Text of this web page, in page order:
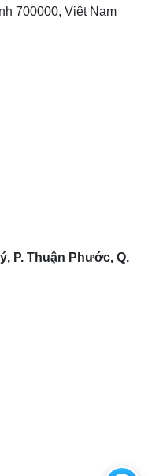
700000, Việt Nam
P. Thuận Phước, Q.